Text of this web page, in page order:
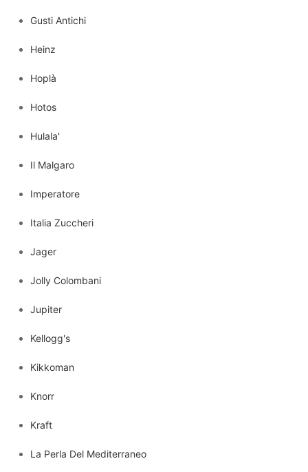
Gusti Antichi
Heinz
Hoplà
Hotos
Hulala'
Il Malgaro
Imperatore
Italia Zuccheri
Jager
Jolly Colombani
Jupiter
Kellogg's
Kikkoman
Knorr
Kraft
La Perla Del Mediterraneo